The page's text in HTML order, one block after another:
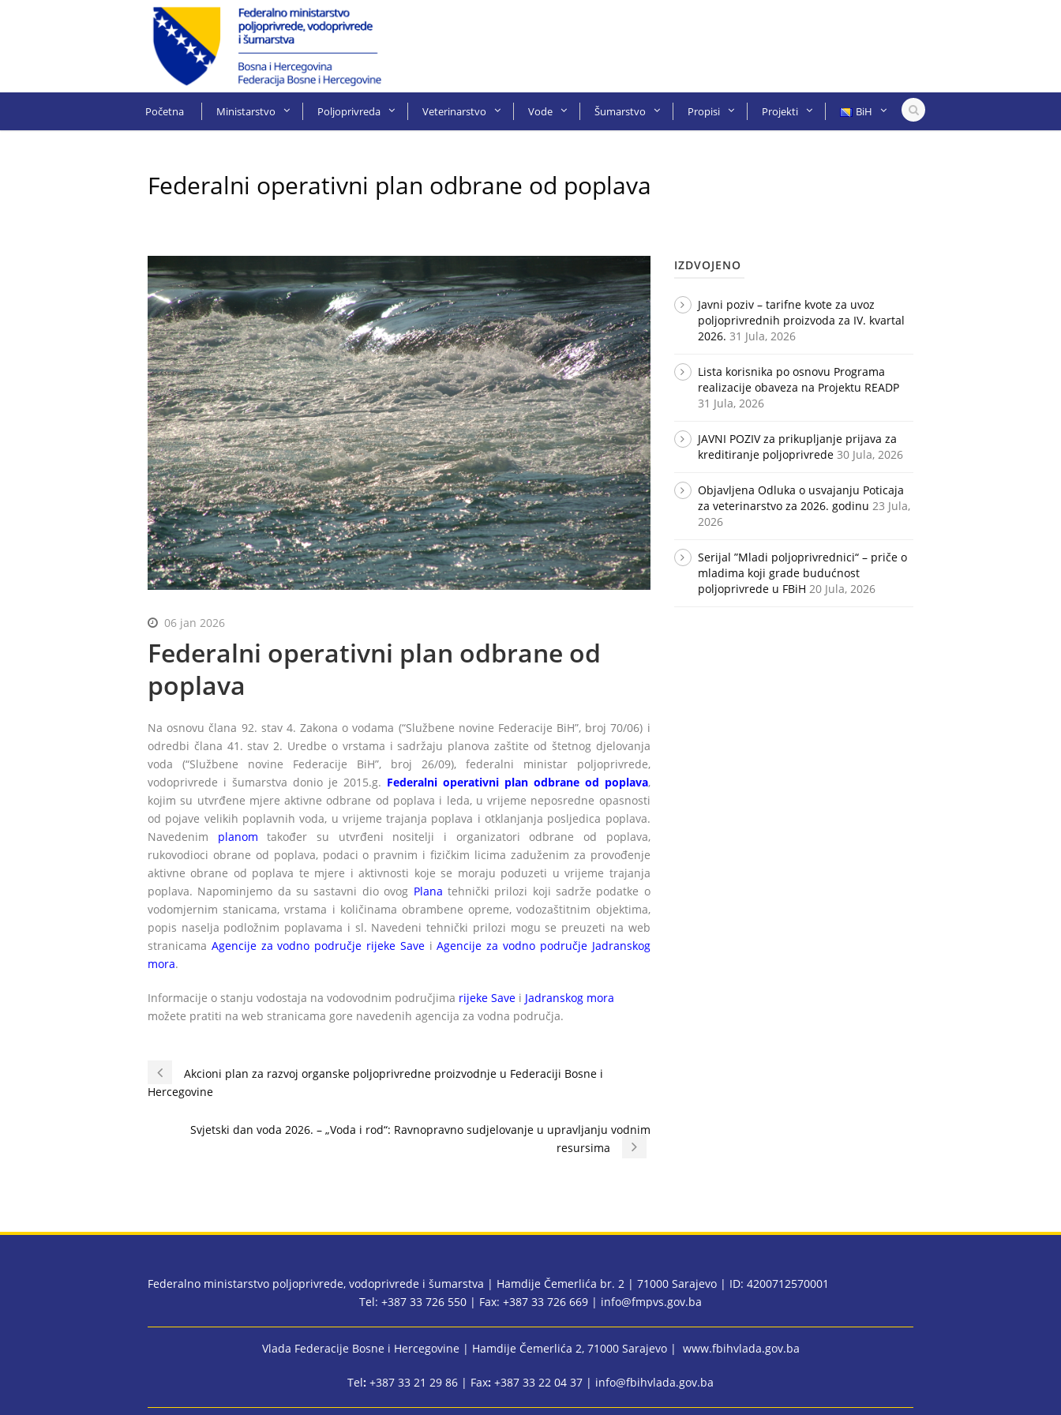
Početna Ministarstvo Poljoprivreda Veterinarstvo Vode Šumarstvo Propisi Projekti BiH
Federalni operativni plan odbrane od poplava
06 jan 2026
Federalni operativni plan odbrane od
poplava
Na osnovu člana 92. stav 4. Zakona o vodama (“Službene novine Federacije BiH”, broj 70/06) i
odredbi člana 41. stav 2. Uredbe o vrstama i sadržaju planova zaštite od štetnog djelovanja
voda (“Službene novine Federacije BiH”, broj 26/09), federalni ministar poljoprivrede,
vodoprivrede i šumarstva donio je 2015.g. Federalni operativni plan odbrane od poplava,
kojim su utvrđene mjere aktivne odbrane od poplava i leda, u vrijeme neposredne opasnosti
od pojave velikih poplavnih voda, u vrijeme trajanja poplava i otklanjanja posljedica poplava.
Navedenim planom također su utvrđeni nositelji i organizatori odbrane od poplava,
rukovodioci obrane od poplava, podaci o pravnim i fizičkim licima zaduženim za provođenje
aktivne obrane od poplava te mjere i aktivnosti koje se moraju poduzeti u vrijeme trajanja
poplava. Napominjemo da su sastavni dio ovog Plana tehnički prilozi koji sadrže podatke o
vodomjernim stanicama, vrstama i količinama obrambene opreme, vodozaštitnim objektima,
popis naselja podložnim poplavama i sl. Navedeni tehnički prilozi mogu se preuzeti na web
stranicama Agencije za vodno područje rijeke SaveiAgencije za vodno područje Jadranskog
mora.
Informacije o stanju vodostaja na vodovodnim područjima rijeke Save i Jadranskog mora
možete pratiti na web stranicama gore navedenih agencija za vodna područja.
Akcioni plan za razvoj organske poljoprivredne proizvodnje u Federaciji Bosne i
Hercegovine
Svjetski dan voda 2026. – „Voda i rod“: Ravnopravno sudjelovanje u upravljanju vodnim
resursima
IZDVOJENO
Javni poziv – tarifne kvote za uvoz
poljoprivrednih proizvoda za IV. kvartal
2026. 31 Jula, 2026
Lista korisnika po osnovu Programa
realizacije obaveza na Projektu READP
31 Jula, 2026
JAVNI POZIV za prikupljanje prijava za
kreditiranje poljoprivrede 30 Jula, 2026
Objavljena Odluka o usvajanju Poticaja
za veterinarstvo za 2026. godinu 23 Jula,
2026
Serijal ”Mladi poljoprivrednici“ – priče o
mladima koji grade budućnost
poljoprivrede u FBiH 20 Jula, 2026
Federalno ministarstvo poljoprivrede, vodoprivrede i šumarstva | Hamdije Čemerlića br. 2 | 71000 Sarajevo | ID: 4200712570001
Tel: +387 33 726 550 | Fax: +387 33 726 669 | info@fmpvs.gov.ba
Vlada Federacije Bosne i Hercegovine | Hamdije Čemerlića 2, 71000 Sarajevo | www.fbihvlada.gov.ba
Tel: +387 33 21 29 86 | Fax: +387 33 22 04 37 | info@fbihvlada.gov.ba